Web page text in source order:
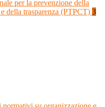
per la prevenzione della
della trasparenza (PTPCT) 3